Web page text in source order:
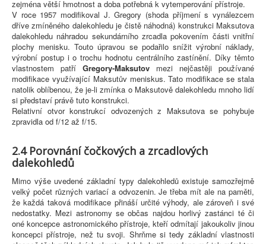
zejména větší hmotnost a doba potřebná k vytemperování přístroje.
V roce 1957 modifikoval J. Gregory (shoda příjmení s vynálezcem
dříve zmíněného dalekohledu je čistě náhodná) konstrukci Maksutova
dalekohledu náhradou sekundárního zrcadla pokovením části vnitřní
plochy menisku. Touto úpravou se podařilo snížit výrobní náklady,
výrobní postup i o trochu hodnotu centrálního zastínění. Díky těmto
vlastnostem patří Gregory-Maksutov mezi nejčastěji používané
modifikace využívající Maksutův meniskus. Tato modifikace se stala
natolik oblíbenou, že je-li zmínka o Maksutově dalekohledu mnoho lidí
si představí právě tuto konstrukci.
Relativní otvor konstrukcí odvozených z Maksutova se pohybuje
zpravidla od f/12 až f/15.
2.4 Porovnání čočkových a zrcadlových
dalekohledů
Mimo výše uvedené základní typy dalekohledů existuje samozřejmě
velký počet různých variací a odvozenin. Je třeba mít ale na paměti,
že každá taková modifikace přináší určité výhody, ale zároveň i své
nedostatky. Mezi astronomy se občas najdou horlivý zastánci té či
oné koncepce astronomického přístroje, kteří odmítají jakoukoliv jinou
koncepci přístroje, než tu svoji. Shrňme si tedy základní vlastnosti